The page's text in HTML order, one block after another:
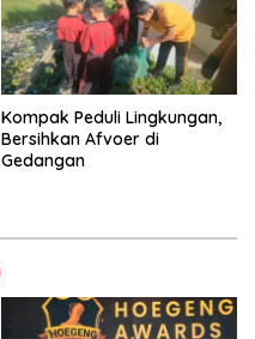
Kompak Peduli Lingkungan,
Bersihkan Afvoer di
Gedangan